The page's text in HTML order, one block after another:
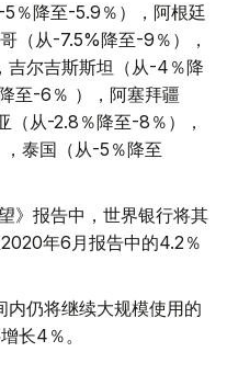
％降至-5.9％），阿根廷
（从-7.5%降至-9％），
吉尔吉斯斯坦（从-4％降
至-6％ ），阿塞拜疆
（从-2.8％降至-8％），
泰国（从-5％降至
》报告中，世界银行将其
年6月报告中的4.2％
仍将继续大规模使用的
长4％。